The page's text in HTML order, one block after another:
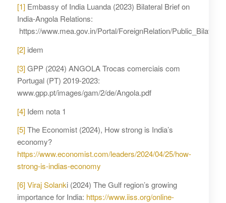
[1]Embassy of India Luanda (2023) Bilateral Brief on
India-Angola Relations:
https://www.mea.gov.in/Portal/ForeignRelation/
[2]idem
[3]GPP (2024) ANGOLA Trocas comerciais com
Portugal (PT) 2019-2023:
www.gpp.pt/images/gam/2/de/Angola.pdf
[4]Idem nota 1
[5]The Economist (2024), How strong is India’s
economy?
https://www.economist.com/leaders/2024/04/25/how-
strong-is-indias-economy
[6] Viraj Solanki (2024) The Gulf region’s growing
importance for India: https://www.iiss.org/online-